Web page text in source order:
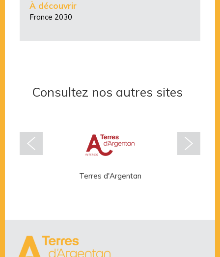
À découvrir
France 2030
Consultez nos autres sites
Terres d'Argentan